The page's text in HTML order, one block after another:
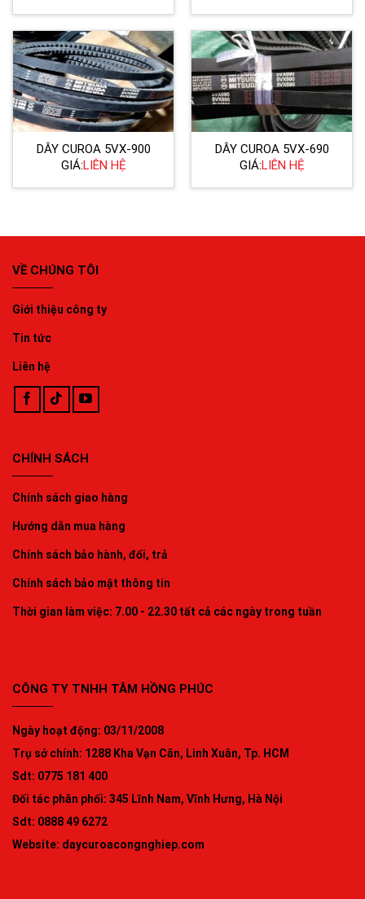
DÂY CUROA 5VX-900
GIÁ:LIÊN HỆ
DÂY CUROA 5VX-690
GIÁ:LIÊN HỆ
CÔNG TY TNHH TÂM HỒNG PHÚC
Ngày hoạt động: 03/11/2008
Trụ sở chính: 1288 Kha Vạn Cân, Linh Xuân, Tp. HCM
Sdt: 0775 181 400
Đối tác phân phối: 345 Lĩnh Nam, Vĩnh Hưng, Hà Nội
Sdt: 0888 49 6272
Website: daycuroacongnghiep.com
VỀ CHÚNG TÔI
Giới thiệu công ty
Tin tức
Liên hệ
CHÍNH SÁCH
Chính sách giao hàng
Hướng dẫn mua hàng
Chính sách bảo hành, đổi, trả
Chính sách bảo mật thông tin
Thời gian làm việc: 7.00 - 22.30 tất cả các ngày trong tuần